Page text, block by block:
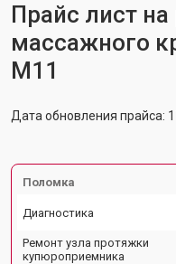
Прайс лист
массажного
M11
Дата обновления прайса:
Поломка
Диагностика
Ремонт узла протяжки
купюроприемника